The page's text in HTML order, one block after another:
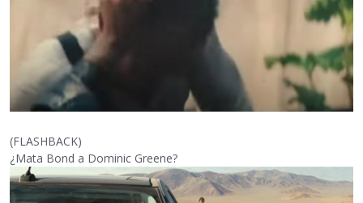
(FLASHBACK)
¿Mata Bond a Dominic Greene?